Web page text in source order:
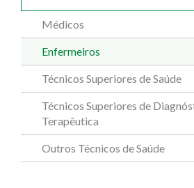
Médicos
Enfermeiros
Técnicos Superiores de Saúde
Técnicos Superiores de
Terapêutica
Outros Técnicos de Saúde